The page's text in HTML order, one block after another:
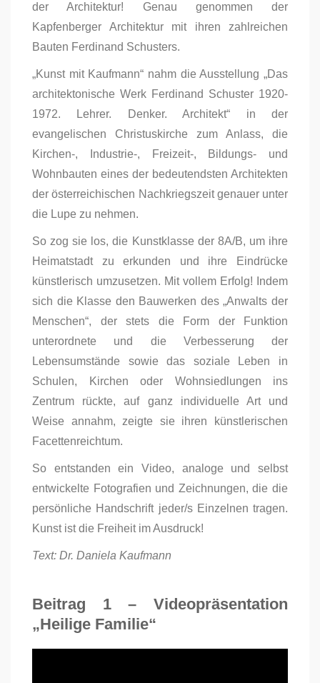
der Architektur! Genau genommen der
Kapfenberger Architektur mit ihren zahlreichen
Bauten Ferdinand Schusters.
„Kunst mit Kaufmann“ nahm die Ausstellung „Das
architektonische Werk Ferdinand Schuster 1920-
1972. Lehrer. Denker. Architekt“ in der
evangelischen Christuskirche zum Anlass, die
Kirchen-, Industrie-, Freizeit-, Bildungs- und
Wohnbauten eines der bedeutendsten Architekten
der österreichischen Nachkriegszeit genauer unter
die Lupe zu nehmen.
So zog sie los, die Kunstklasse der 8A/B, um ihre
Heimatstadt zu erkunden und ihre Eindrücke
künstlerisch umzusetzen. Mit vollem Erfolg! Indem
sich die Klasse den Bauwerken des „Anwalts der
Menschen“, der stets die Form der Funktion
unterordnete und die Verbesserung der
Lebensumstände sowie das soziale Leben in
Schulen, Kirchen oder Wohnsiedlungen ins
Zentrum rückte, auf ganz individuelle Art und
Weise annahm, zeigte sie ihren künstlerischen
Facettenreichtum.
So entstanden ein Video, analoge und selbst
entwickelte Fotografien und Zeichnungen, die die
persönliche Handschrift jeder/s Einzelnen tragen.
Kunst ist die Freiheit im Ausdruck!
Text: Dr. Daniela Kaufmann
Beitrag 1 – Videopräsentation
„Heilige Familie“